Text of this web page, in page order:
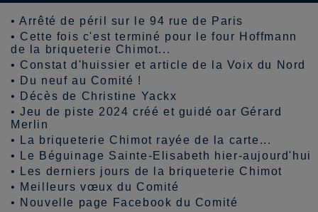
•Arrêté de péril sur le 94 rue de Paris
• Cette fois c'est terminé pour le four Hoffmann
de la briqueterie Chimot...
• Constat d'huissier et article de la Voix du Nord
•
Du neuf au Comité !
•
Décès de Christine Yackx
•Jeu de piste 2024 créé et guidé oar Gérard
Merlin
•
La briqueterie Chimot rayée de la carte...
•
Le Béguinage Sainte-Elisabeth hier-aujourd'hui
•
Les derniers jours de la briqueterie Chimot
• Meilleurs vœux du Comité
• Nouvelle page Facebook du Comité